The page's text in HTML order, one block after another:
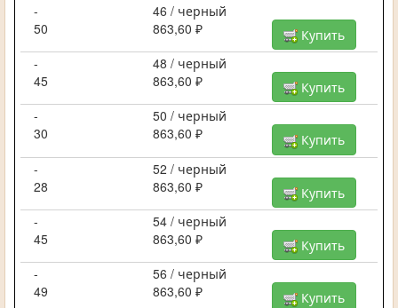
-
46 / черный
50
863,60 ₽
Купить
-
48 / черный
45
863,60 ₽
Купить
-
50 / черный
30
863,60 ₽
Купить
-
52 / черный
28
863,60 ₽
Купить
-
54 / черный
45
863,60 ₽
Купить
-
56 / черный
49
863,60 ₽
Купить